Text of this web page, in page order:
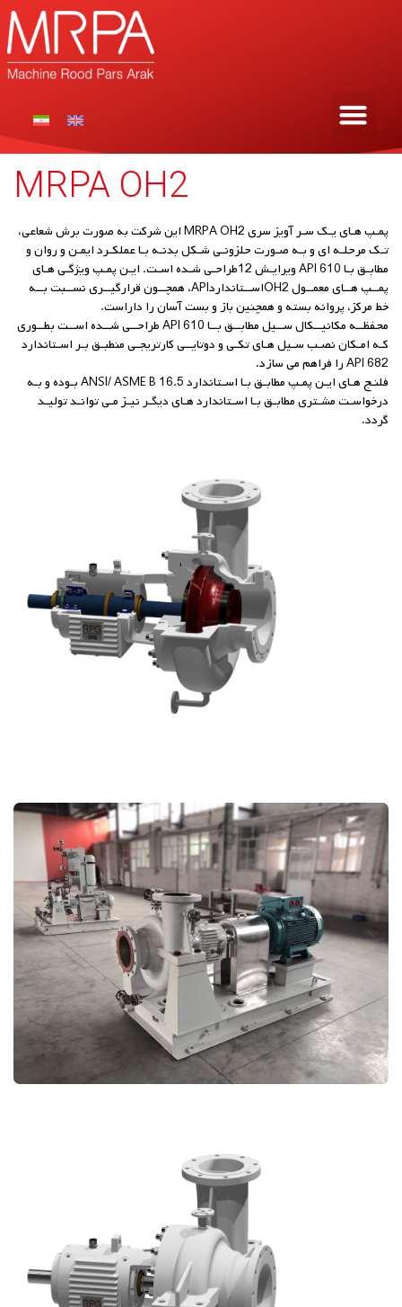
MRPA OH2
پمـپ هـای یـک سـر آویز سری MRPA OH2 این شرکت به صورت برش شعاعی،
تـک مرحلـه ای و بـه صـورت حلزونـی شـکل بدنـه بـا عملکـرد ایمـن و روان و
مطابـق بـا API 610 ویرایـش 12طراحـی شـده اسـت. ایـن پمـپ ویژگـی هـای
پمــپ هــای معمــول OH2اســتانداردAPI، همچــون قرارگیــری نســبت بــه
خط مرکز، پروانه بسته و همچنین باز و بست آسان را داراست.
محفظــه مکانیــکال ســیل مطابــق بــا API 610 طراحــی شــده اســت بطــوری
کـه امـکان نصـب سـیل هـای تکـی و دوتایــی کارتریجـی منطبـق بـر اسـتاندارد
API 682 را فراهم می سازد.
فلنـج هـای ایـن پمـپ مطابـق بـا اسـتاندارد ANSI/ ASME B 16.5 بـوده و بـه
درخواسـت مشـتری مطابـق بـا اسـتاندارد هـای دیگـر نیـز مـی توانـد تولیـد
گردد.